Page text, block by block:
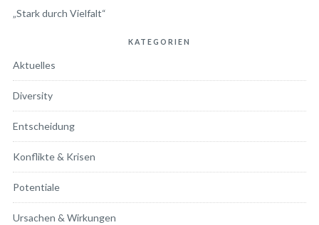
„Stark durch Vielfalt“
KATEGORIEN
Aktuelles
Diversity
Entscheidung
Konflikte & Krisen
Potentiale
Ursachen & Wirkungen